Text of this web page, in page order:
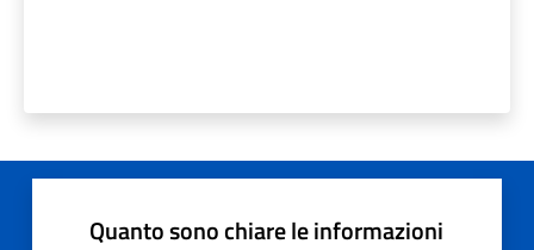
Quanto sono chiare le informazioni